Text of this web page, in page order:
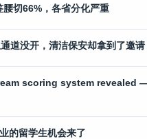
切66%，各省分化严重
道没开，清洁保安却拿到了邀请
scoring system revealed
的留学生机会来了